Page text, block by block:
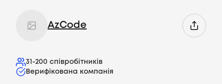
AzCode
31-200 співробітників
Верифікована компанія